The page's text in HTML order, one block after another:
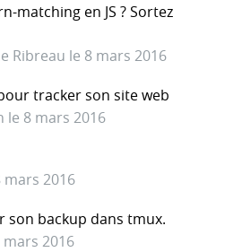
matching en JS ? Sortez
Ribreau le 8 mars 2016
tracker son site web
le 8 mars 2016
mars 2016
son backup dans tmux.
2016